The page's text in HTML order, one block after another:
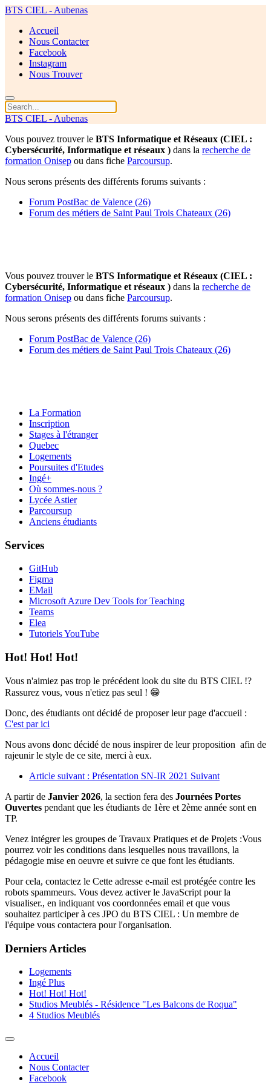
BTS CIEL - Aubenas
Accueil
Nous Contacter
Facebook
Instagram
Nous Trouver
BTS CIEL - Aubenas
Vous pouvez trouver le BTS Informatique et Réseaux (CIEL :
Cybersécurité, Informatique et réseaux ) dans la recherche de
formation Onisep ou dans fiche Parcoursup.
Nous serons présents des différents forums suivants :
Forum PostBac de Valence (26)
Forum des métiers de Saint Paul Trois Chateaux (26)
Vous pouvez trouver le BTS Informatique et Réseaux (CIEL :
Cybersécurité, Informatique et réseaux ) dans la recherche de
formation Onisep ou dans fiche Parcoursup.
Nous serons présents des différents forums suivants :
Forum PostBac de Valence (26)
Forum des métiers de Saint Paul Trois Chateaux (26)
La Formation
Inscription
Stages à l'étranger
Quebec
Logements
Poursuites d'Etudes
Ingé+
Où sommes-nous ?
Lycée Astier
Parcoursup
Anciens étudiants
Services
GitHub
Figma
EMail
Microsoft Azure Dev Tools for Teaching
Teams
Elea
Tutoriels YouTube
Hot! Hot! Hot!
Vous n'aimiez pas trop le précédent look du site du BTS CIEL !?
Rassurez vous, vous n'etiez pas seul ! 😁
Donc, des étudiants ont décidé de proposer leur page d'accueil :
C'est par ici
Nous avons donc décidé de nous inspirer de leur proposition afin de
rajeunir le style de ce site, merci à eux.
Article suivant : Présentation SN-IR 2021 Suivant
A partir de Janvier 2026, la section fera des Journées Portes
Ouvertes pendant que les étudiants de 1ère et 2ème année sont en
TP.
Venez intégrer les groupes de Travaux Pratiques et de Projets :Vous
pourrez voir les conditions dans lesquelles nous travaillons, la
pédagogie mise en oeuvre et suivre ce que font les étudiants.
Pour cela, contactez le Cette adresse e-mail est protégée contre les
robots spammeurs. Vous devez activer le JavaScript pour la
visualiser., en indiquant vos coordonnées email et que vous
souhaitez participer à ces JPO du BTS CIEL : Un membre de
l'équipe vous contactera pour l'organisation.
Derniers Articles
Logements
Ingé Plus
Hot! Hot! Hot!
Studios Meublés - Résidence "Les Balcons de Roqua"
4 Studios Meublés
Accueil
Nous Contacter
Facebook